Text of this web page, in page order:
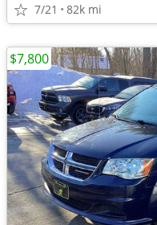
7/21 82k mi
$7,800